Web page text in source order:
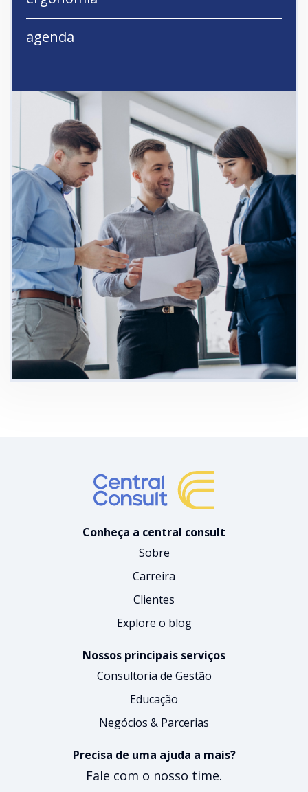
agenda
Conheça a central consult
Sobre
Carreira
Clientes
Explore o blog
Nossos principais serviços
Consultoria de Gestão
Educação
Negócios & Parcerias
Precisa de uma ajuda a mais?
Fale com o nosso time.